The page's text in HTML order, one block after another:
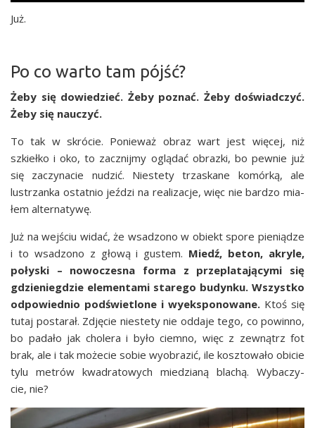
Już.
Po co warto tam pójść?
Żeby się dowie­dzieć. Żeby poznać. Żeby doświad­czyć.
Żeby się nauczyć.
To tak w skró­cie. Ponie­waż obraz wart jest wię­cej, niż
szkieł­ko i oko, to zacznij­my oglą­dać obraz­ki, bo pew­nie już
się zaczy­na­cie nudzić. Nie­ste­ty trza­ska­ne komór­ką, ale
lustrzan­ka ostat­nio jeź­dzi na reali­za­cje, więc nie bar­dzo mia­
łem alternatywę.
Już na wej­ściu widać, że wsa­dzo­no w obiekt spo­re pie­nią­dze
i to wsa­dzo­no z gło­wą i gustem. Miedź, beton, akry­le,
poły­ski – nowo­cze­sna for­ma z prze­pla­ta­ją­cy­mi się
gdzie­nie­gdzie ele­men­ta­mi sta­re­go budyn­ku. Wszyst­ko
odpo­wied­nio pod­świe­tlo­ne i wyeks­po­no­wa­ne. Ktoś się
tutaj posta­rał. Zdję­cie nie­ste­ty nie odda­je tego, co powin­no,
bo pada­ło jak cho­le­ra i było ciem­no, więc z zewnątrz fot
brak, ale i tak może­cie sobie wyobra­zić, ile kosz­to­wa­ło obi­cie
tylu metrów kwa­dra­to­wych mie­dzia­ną bla­chą. Wyba­czy­
cie, nie?